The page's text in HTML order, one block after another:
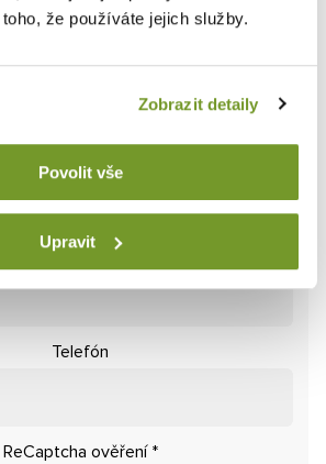
že používáte jejich služby.
Zobrazit detaily
Povolit vše
Upravit
sa vám venovať
sú povinné
Meno*
E-mail
Telefón
ReCaptcha ověření *